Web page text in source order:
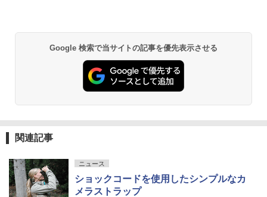
Google 検索で当サイトの記事を優先表示させる
関連記事
ニュース
ショックコードを使用したシンプルなカ
メラストラップ